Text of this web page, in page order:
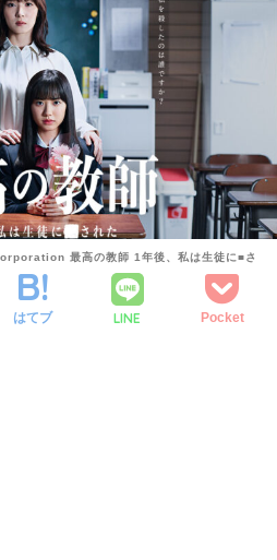
最高の教師 1年後、私は生徒に■さ
はてブ LINE Pocket